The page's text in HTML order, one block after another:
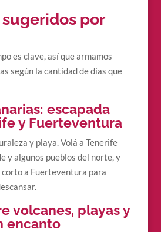
por
es clave, así que armamos
según la cantidad de días que
escapada
y Fuerteventura
y playa. Volá a Tenerife
y algunos pueblos del norte, y
corto a Fuerteventura para
volcanes, playas y
encanto